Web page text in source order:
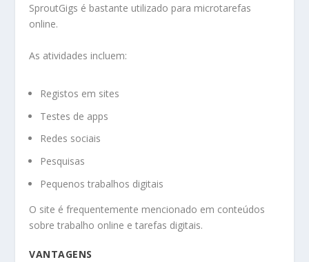
SproutGigs é bastante utilizado para microtarefas
online.
As atividades incluem:
Registos em sites
Testes de apps
Redes sociais
Pesquisas
Pequenos trabalhos digitais
O site é frequentemente mencionado em conteúdos
sobre trabalho online e tarefas digitais.
VANTAGENS